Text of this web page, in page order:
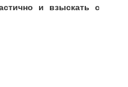
и взыскать с